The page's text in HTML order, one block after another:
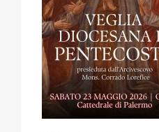
e Sagre